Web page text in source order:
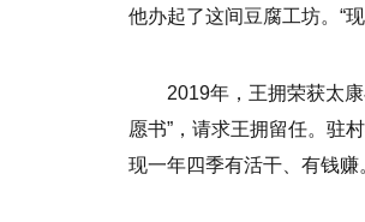
他办起了这间豆腐工坊。“
2019年，王拥荣获太
愿书”，请求王拥留任。驻
现一年四季有活干、有钱赚